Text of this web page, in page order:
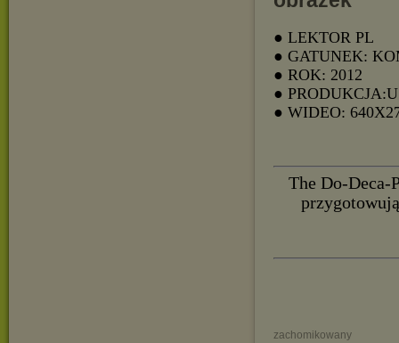
● LEKTOR PL
● GATUNEK:
● ROK: 2012
●
● WIDEO:
The Do-Deca-
zachomikowany